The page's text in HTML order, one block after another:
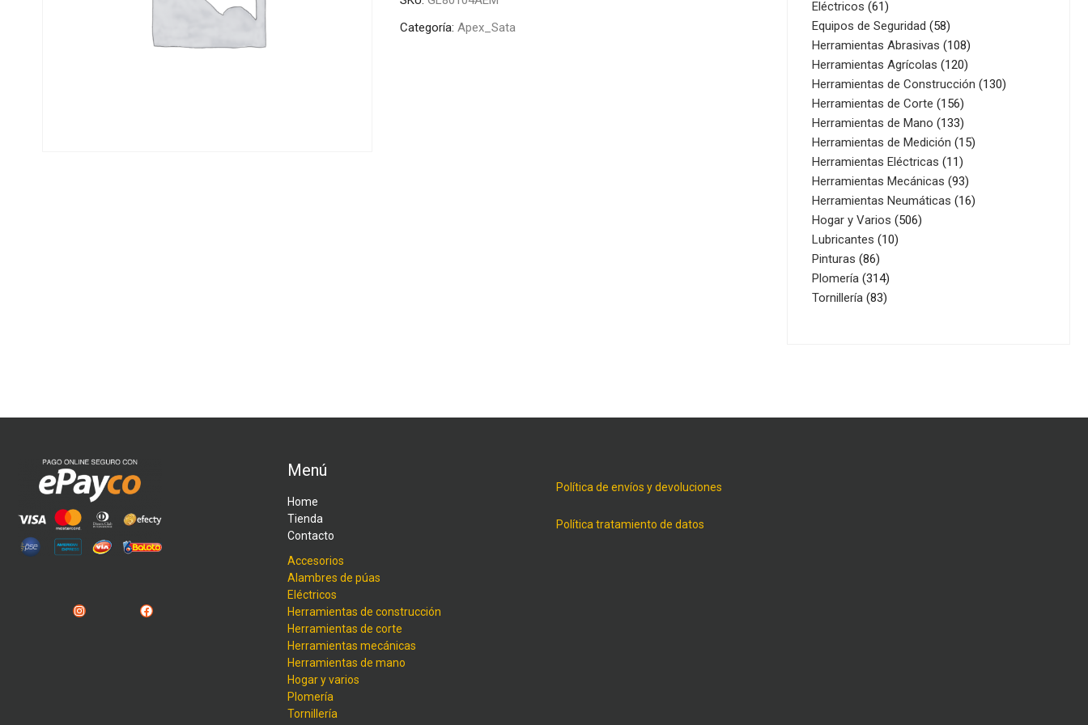
Categoría: Apex_Sata
Eléctricos 6161
productos
Equipos de Seguridad 5858
productos
Herramientas Abrasivas 108108
productos
Herramientas Agrícolas 120120
productos
Herramientas de Construcción 130130
Herramientas de Corte 156156
productos
Herramientas de Mano 133133
productos
Herramientas de Medición 1515
Herramientas Eléctricas 1111
productos
Herramientas Mecánicas 9393
productos
Herramientas Neumáticas 1616
Hogar y Varios 506506
Lubricantes 1010
Pinturas 8686
productos
Plomería 314314
productos
Tornillería 8383
Instagram Facebook
Menú
Home
Tienda
Contacto
Accesorios
Alambres de púas
Eléctricos
Herramientas de construcción
Herramientas de corte
Herramientas mecánicas
Herramientas de mano
Hogar y varios
Plomería
Tornillería
Política de envíos y devoluciones
Política tratamiento de datos